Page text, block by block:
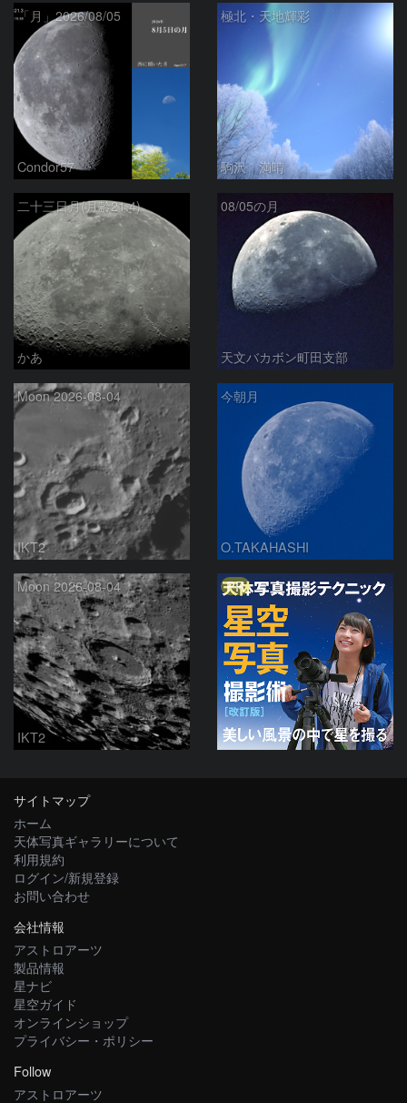
「月」2026/08/05
Condor57
極北・天地輝彩
駒沢 満晴
二十三日月(月齢21.4)
かあ
08/05の月
天文バカボン町田支部
Moon 2026-08-04
IKT2
今朝月
O.TAKAHASHI
Moon 2026-08-04
IKT2
PR
サイトマップ
ホーム
天体写真ギャラリーについて
利用規約
ログイン/新規登録
お問い合わせ
会社情報
アストロアーツ
製品情報
星ナビ
星空ガイド
オンラインショップ
プライバシー・ポリシー
Follow
アストロアーツ